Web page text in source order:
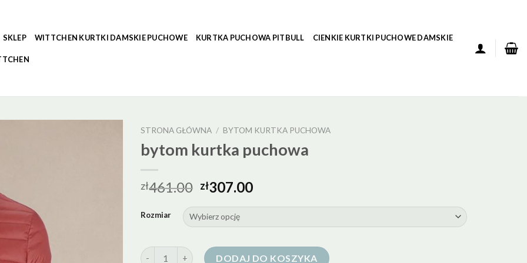
SKLEP WITTCHEN KURTKI DAMSKIE PUCHOWE KURTKA PUCHOWA PITBULL CIENKIE KURTKI PUCHOWE DAMSKIE
STRONA GŁÓWNA / BYTOM KURTKA PUCHOWA
bytom kurtka puchowa
zł461.00 zł307.00
Rozmiar
ilość bytom kurtka puchowaDODAJ DO KOSZYKA